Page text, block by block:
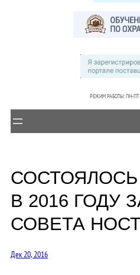
РЕЖИМ РАБОТЫ: ПН-ПТ
В 2016 ГОДУ
СОВЕТА
Дек 20, 2016